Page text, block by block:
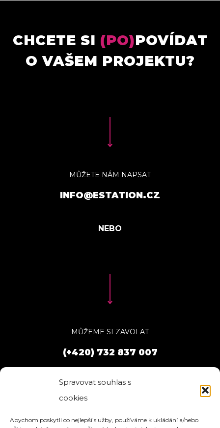
Spravovat souhlas s
cookies
Abychom poskytli co nejlepší služby, používáme k ukládání a/nebo
CHCETE SI (PO)POVÍDAT
O VAŠEM PROJEKTU?
MŮŽETE NÁM NAPSAT
INFO@ESTATION.CZ
MŮŽEME SI ZAVOLAT
(+420) 732 837 007